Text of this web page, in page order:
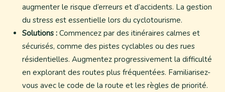
augmenter le risque d’erreurs et d’accidents. La gestion
du stress est essentielle lors du cyclotourisme.
Solutions : Commencez par des itinéraires calmes et
sécurisés, comme des pistes cyclables ou des rues
résidentielles. Augmentez progressivement la difficulté
en explorant des routes plus fréquentées. Familiarisez-
vous avec le code de la route et les règles de priorité.